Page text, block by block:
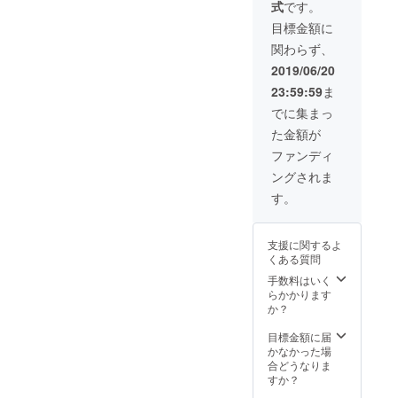
さい。
・また
感謝の
メッ
セージ
を送り
ます。
るのに
かかる
費用は
ご負担
くださ
い。 ・
また感
謝の
メッ
セージ
を贈り
ます。
式です。
目標金額に
関わらず、
2019/06/20
23:59:59ま
でに集まっ
た金額が
ファンディ
ングされま
す。
支援に関するよ
くある質問
手数料はいく
らかかります
か？
目標金額に届
かなかった場
合どうなりま
すか？